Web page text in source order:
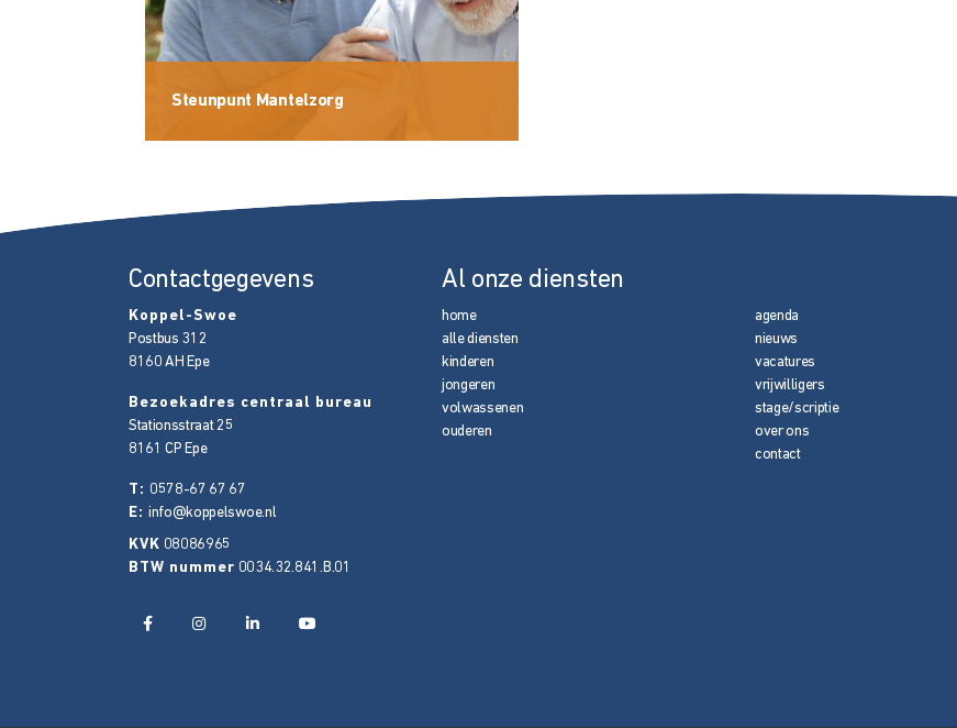
Steunpunt Mantelzorg
Contactgegevens
Koppel-Swoe
Postbus 312
8160 AH Epe
Bezoekadres centraal bureau
Stationsstraat 25
8161 CP Epe
T: 0578-67 67 67
E: info@koppelswoe.nl
KVK 08086965
BTW nummer 0034.32.841.B.01
Al onze diensten
home
alle diensten
kinderen
jongeren
volwassenen
ouderen
agenda
nieuws
vacatures
vrijwilligers
stage/scriptie
over ons
contact